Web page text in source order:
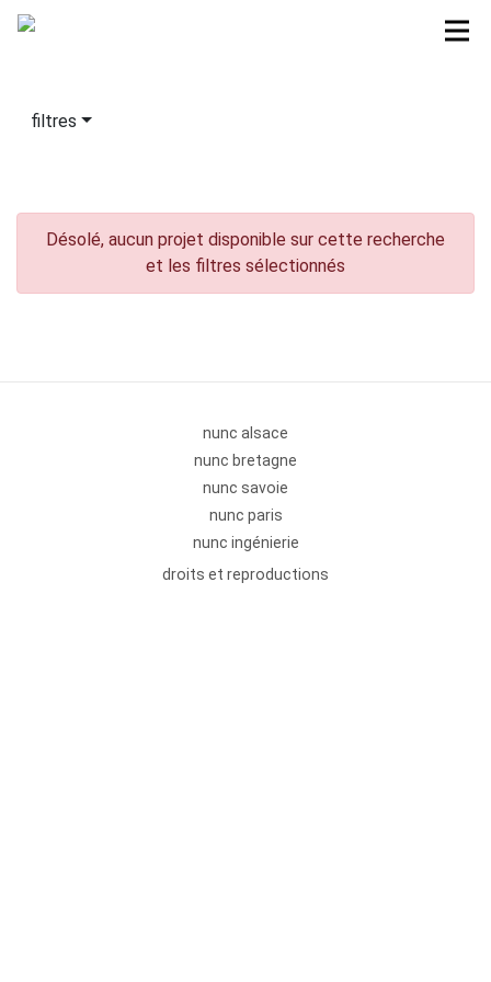
filtres
Désolé, aucun projet disponible sur cette recherche
et les filtres sélectionnés
nunc alsace
nunc bretagne
nunc savoie
nunc paris
nunc ingénierie
droits et reproductions